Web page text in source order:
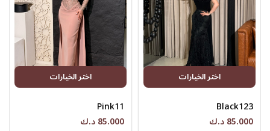
اختر الخيارات
Black123
85.000 د.ك
اختر الخيارات
Pink11
85.000 د.ك